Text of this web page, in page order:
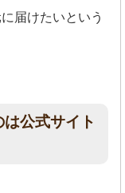
届けたいという
公式サイト